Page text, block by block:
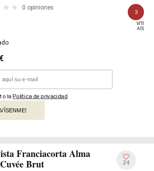
0 opiniones
3
VITI
AIS
€
la Política de privacidad
Franciacorta Alma
Brut
24